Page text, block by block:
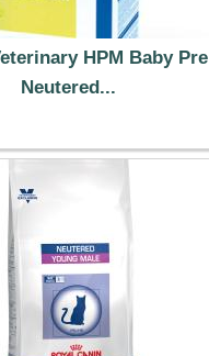
HPM Baby Pre
Neutered...
18.99 €